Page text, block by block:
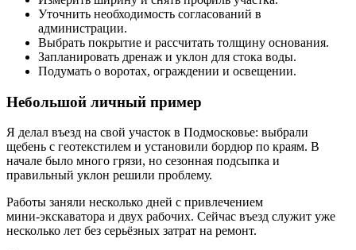
Уточнить необходимость согласований в
администрации.
Выбрать покрытие и рассчитать толщину основания.
Запланировать дренаж и уклон для стока воды.
Подумать о воротах, ограждении и освещении.
Небольшой личный пример
Я делал въезд на свой участок в Подмосковье: выбрали
щебень с геотекстилем и установили бордюр по краям. В
начале было много грязи, но сезонная подсыпка и
правильный уклон решили проблему.
Работы заняли несколько дней с привлечением
мини‑экскаватора и двух рабочих. Сейчас въезд служит уже
несколько лет без серьёзных затрат на ремонт.